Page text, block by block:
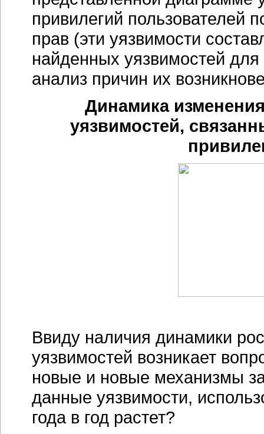
привилегий пользователей
прав (эти уязвимости
найденных уязвимостей
анализ причин их
Динамика
уязвимостей,
Ввиду наличия динамики
уязвимостей возникает
новые и новые механизмы
данные уязвимости,
года в год растет?